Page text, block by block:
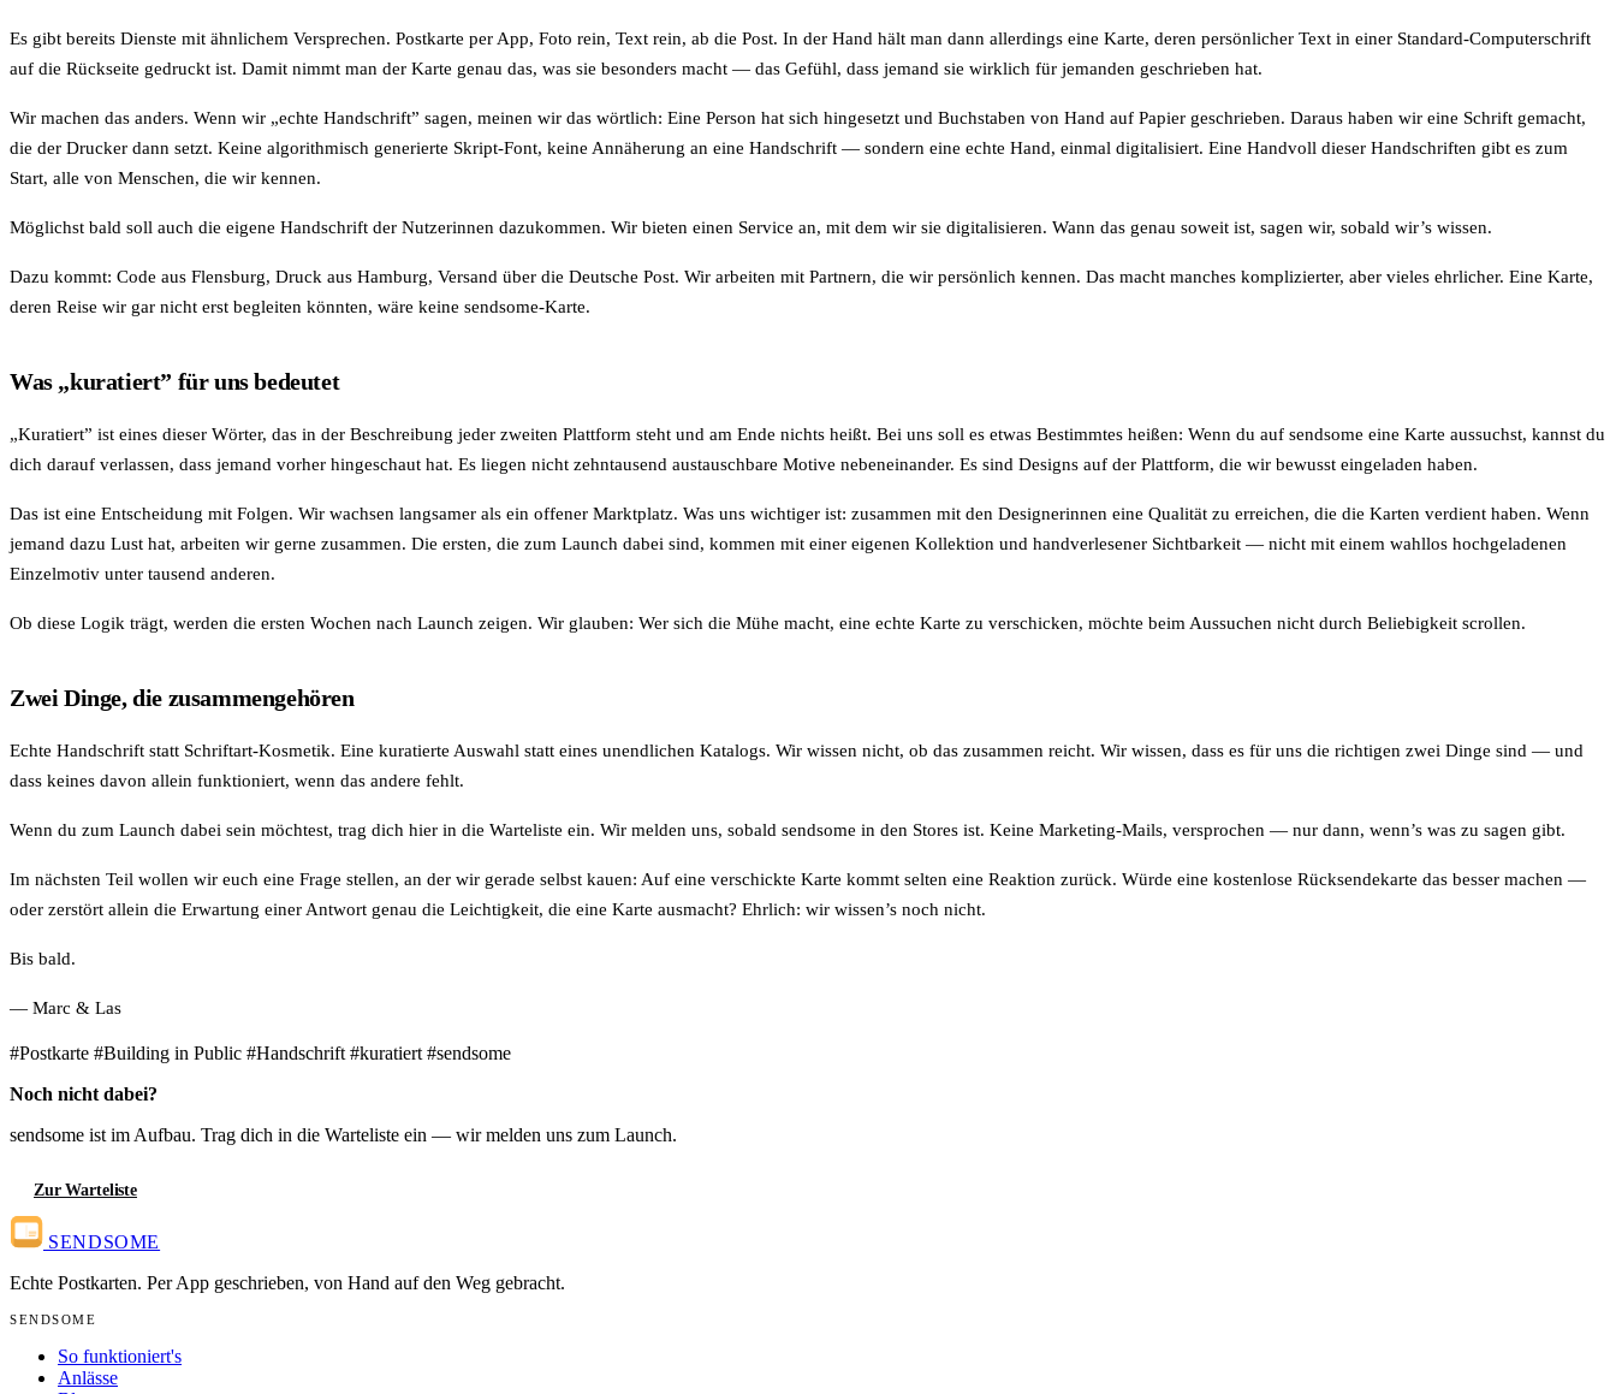
Es gibt bereits Dienste mit ähnlichem Versprechen. Postkarte per App, Foto rein, Text rein, ab die Post. In der Hand hält man dann allerdings eine Karte, deren persönlicher Text in einer Standard-Computerschrift
auf die Rückseite gedruckt ist. Damit nimmt man der Karte genau das, was sie besonders macht — das Gefühl, dass jemand sie wirklich für jemanden geschrieben hat.
Wir machen das anders. Wenn wir „echte Handschrift” sagen, meinen wir das wörtlich: Eine Person hat sich hingesetzt und Buchstaben von Hand auf Papier geschrieben. Daraus haben wir eine Schrift gemacht,
die der Drucker dann setzt. Keine algorithmisch generierte Skript-Font, keine Annäherung an eine Handschrift — sondern eine echte Hand, einmal digitalisiert. Eine Handvoll dieser Handschriften gibt es zum
Start, alle von Menschen, die wir kennen.
Möglichst bald soll auch die eigene Handschrift der Nutzerinnen dazukommen. Wir bieten einen Service an, mit dem wir sie digitalisieren. Wann das genau soweit ist, sagen wir, sobald wir’s wissen.
Dazu kommt: Code aus Flensburg, Druck aus Hamburg, Versand über die Deutsche Post. Wir arbeiten mit Partnern, die wir persönlich kennen. Das macht manches komplizierter, aber vieles ehrlicher. Eine Karte,
deren Reise wir gar nicht erst begleiten könnten, wäre keine sendsome-Karte.
Was „kuratiert” für uns bedeutet
„Kuratiert” ist eines dieser Wörter, das in der Beschreibung jeder zweiten Plattform steht und am Ende nichts heißt. Bei uns soll es etwas Bestimmtes heißen: Wenn du auf sendsome eine Karte aussuchst, kannst du
dich darauf verlassen, dass jemand vorher hingeschaut hat. Es liegen nicht zehntausend austauschbare Motive nebeneinander. Es sind Designs auf der Plattform, die wir bewusst eingeladen haben.
Das ist eine Entscheidung mit Folgen. Wir wachsen langsamer als ein offener Marktplatz. Was uns wichtiger ist: zusammen mit den Designerinnen eine Qualität zu erreichen, die die Karten verdient haben. Wenn
jemand dazu Lust hat, arbeiten wir gerne zusammen. Die ersten, die zum Launch dabei sind, kommen mit einer eigenen Kollektion und handverlesener Sichtbarkeit — nicht mit einem wahllos hochgeladenen
Einzelmotiv unter tausend anderen.
Ob diese Logik trägt, werden die ersten Wochen nach Launch zeigen. Wir glauben: Wer sich die Mühe macht, eine echte Karte zu verschicken, möchte beim Aussuchen nicht durch Beliebigkeit scrollen.
Zwei Dinge, die zusammengehören
Echte Handschrift statt Schriftart-Kosmetik. Eine kuratierte Auswahl statt eines unendlichen Katalogs. Wir wissen nicht, ob das zusammen reicht. Wir wissen, dass es für uns die richtigen zwei Dinge sind — und
dass keines davon allein funktioniert, wenn das andere fehlt.
Wenn du zum Launch dabei sein möchtest, trag dich hier in die Warteliste ein. Wir melden uns, sobald sendsome in den Stores ist. Keine Marketing-Mails, versprochen — nur dann, wenn’s was zu sagen gibt.
Im nächsten Teil wollen wir euch eine Frage stellen, an der wir gerade selbst kauen: Auf eine verschickte Karte kommt selten eine Reaktion zurück. Würde eine kostenlose Rücksendekarte das besser machen —
oder zerstört allein die Erwartung einer Antwort genau die Leichtigkeit, die eine Karte ausmacht? Ehrlich: wir wissen’s noch nicht.
Bis bald.
— Marc & Las
#Postkarte #Building in Public #Handschrift #kuratiert #sendsome
Noch nicht dabei?
sendsome ist im Aufbau. Trag dich in die Warteliste ein — wir melden uns zum Launch.
Zur Warteliste
SENDSOME
Echte Postkarten. Per App geschrieben, von Hand auf den Weg gebracht.
SENDSOME
So funktioniert's
Anlässe